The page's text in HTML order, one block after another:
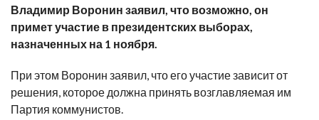
Владимир Воронин заявил, что возможно, он
примет участие в президентских выборах,
назначенных на 1 ноября.
При этом Воронин заявил, что его участие зависит от
решения, которое должна принять возглавляемая им
Партия коммунистов.